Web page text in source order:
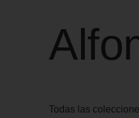
Todas las